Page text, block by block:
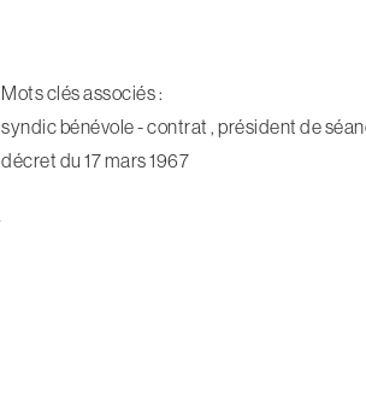
Mots clés associés :
syndic bénévole - contrat , président de
décret du 17 mars 1967